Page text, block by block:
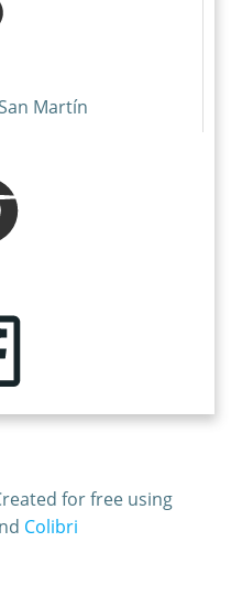
Martín
for free using
Colibri